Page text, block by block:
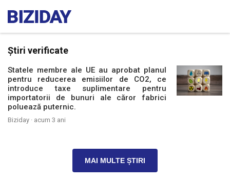
Știri verificate
Statele membre ale UE au aprobat planul
pentru reducerea emisiilor de CO2, ce
introduce taxe suplimentare pentru
importatorii de bunuri ale căror fabrici
poluează puternic.
Biziday · acum 3 ani
MAI MULTE ȘTIRI